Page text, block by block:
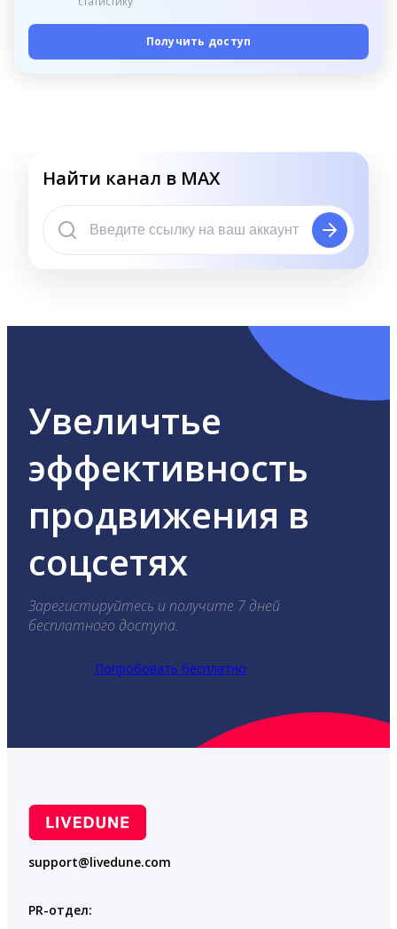
Получить доступ
Найти канал в MAX
Увеличтье
эффективность
продвижения в
соцсетях
Зарегистируйтесь и получите 7 дней
бесплатного доступа.
Попробовать бесплатно
support@livedune.com
PR-отдел: